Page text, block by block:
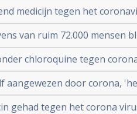
medicijn tegen het
van ruim 72.000 mensen
virus - Covid-19
chloroquine tegen
minder virus in bloed,
aangewezen door corona,
gehad tegen het corona